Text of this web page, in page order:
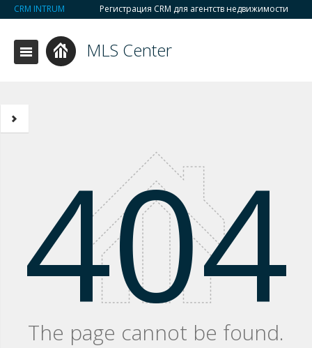
CRM INTRUM Регистрация CRM для агентств недвижимости
MLS Center
404
The page cannot be found.